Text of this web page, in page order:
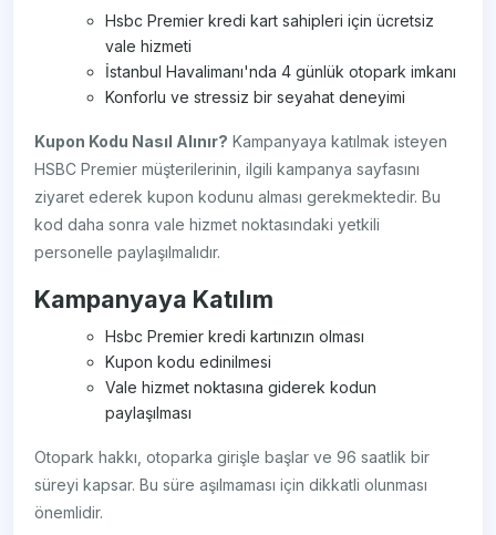
Hsbc Premier kredi kart sahipleri için ücretsiz
vale hizmeti
İstanbul Havalimanı'nda 4 günlük otopark imkanı
Konforlu ve stressiz bir seyahat deneyimi
Kupon Kodu Nasıl Alınır? Kampanyaya katılmak isteyen
HSBC Premier müşterilerinin, ilgili kampanya sayfasını
ziyaret ederek kupon kodunu alması gerekmektedir. Bu
kod daha sonra vale hizmet noktasındaki yetkili
personelle paylaşılmalıdır.
Kampanyaya Katılım
Hsbc Premier kredi kartınızın olması
Kupon kodu edinilmesi
Vale hizmet noktasına giderek kodun
paylaşılması
Otopark hakkı, otoparka girişle başlar ve 96 saatlik bir
süreyi kapsar. Bu süre aşılmaması için dikkatli olunması
önemlidir.